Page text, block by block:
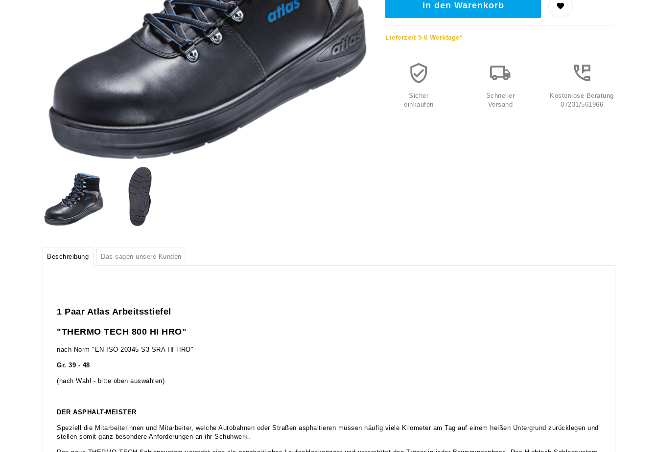
In den Warenkorb
Lieferzeit 5-6 Werktage*
Sicher
einkaufen
Schneller
Versand
Kostenlose Beratung
07231/561966
Beschreibung Das sagen unsere Kunden
1 Paar Atlas Arbeitsstiefel
"THERMO TECH 800 HI HRO"
nach Norm "EN ISO 20345 S3 SRA HI HRO"
Gr. 39 - 48
(nach Wahl - bitte oben auswählen)
DER ASPHALT-MEISTER
Speziell die Mitarbeiterinnen und Mitarbeiter, welche Autobahnen oder Straßen asphaltieren müssen häufig viele Kilometer am Tag auf einem heißen Untergrund zurücklegen und
stellen somit ganz besondere Anforderungen an ihr Schuhwerk.